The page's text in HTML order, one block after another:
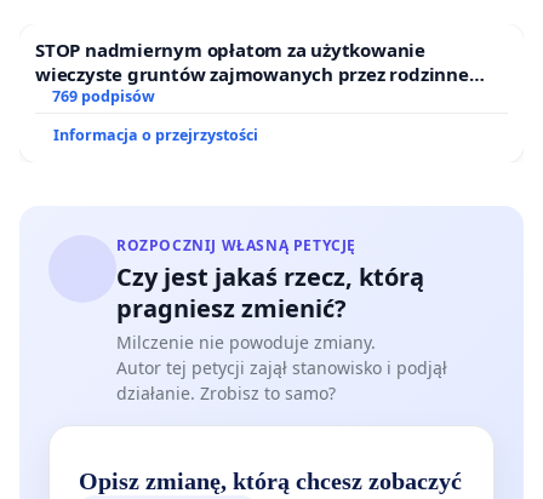
STOP nadmiernym opłatom za użytkowanie
wieczyste gruntów zajmowanych przez rodzinne
ogrody działkowe.
769 podpisów
Informacja o przejrzystości
ROZPOCZNIJ WŁASNĄ PETYCJĘ
Czy jest jakaś rzecz, którą
pragniesz zmienić?
Milczenie nie powoduje zmiany.
Autor tej petycji zajął stanowisko i podjął
działanie. Zrobisz to samo?
Opisz zmianę, którą chcesz zobaczyć